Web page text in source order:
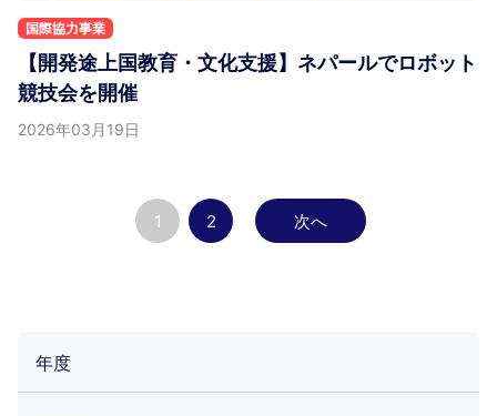
国際協力事業
【開発途上国教育・文化支援】ネパールでロボット
競技会を開催
2026年03月19日
1 2 次へ
年度